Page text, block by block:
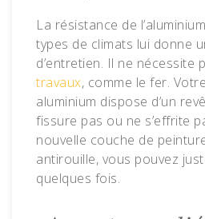
La résistance de
types de climats lui donne
d’entretien. Il ne nécessite
travaux, comme le fer.
aluminium dispose d’un
fissure pas ou ne s’effrite
nouvelle couche de
antirouille, vous pouvez
quelques fois.